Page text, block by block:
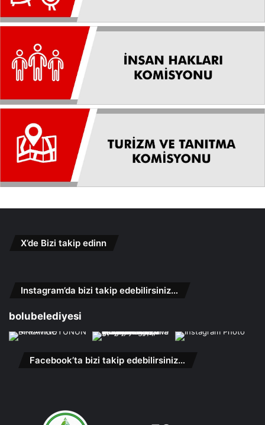
X’de Bizi takip edinn
Instagram’da bizi takip edebilirsiniz…
bolubelediyesi
Facebook’ta bizi takip edebilirsiniz…